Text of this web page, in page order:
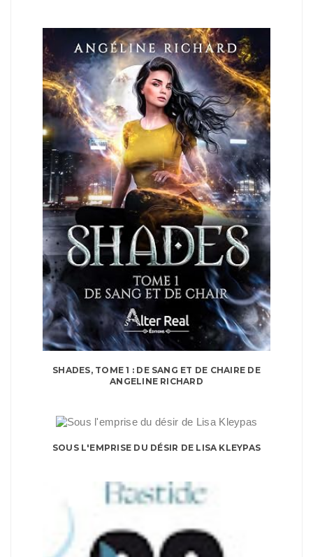
SHADES, TOME 1 : DE SANG ET DE CHAIRE DE
ANGELINE RICHARD
SOUS L'EMPRISE DU DÉSIR DE LISA KLEYPAS